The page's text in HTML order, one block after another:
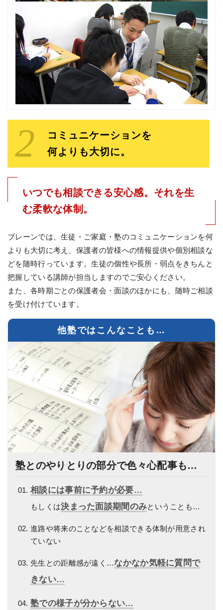
コミュニケーションを
何よりも大切に。
いつでも相談できる安心感。それを生
む柔軟な体制。
ブレーンでは、生徒・ご家庭・塾のコミュニケーションを何
よりも大切に考え、保護者の皆様への情報提供や個別相談な
どを随時行っています。生徒の個性や長所・弱点をきちんと
把握している講師が担当しますのでご安心ください。
また、各時期ごとの保護者会・面談のほかにも、随時ご相談
を受け付けています。
他塾ではこんなことも…
塾とのやりとりの部分で色々心配事も…
相談には事前に予約が必要…
もしくは決まった面談期間のみということも…
進路や将来のことなどを相談できる体制が用意され
ていない
先生との距離感が遠く…なかなか気軽に質問で
きない…
塾での様子が分からない…